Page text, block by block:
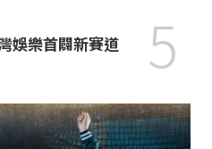
娛樂首闢新賽道 5